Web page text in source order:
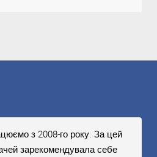
з 2008-го року. За цей
зарекомендувала себе